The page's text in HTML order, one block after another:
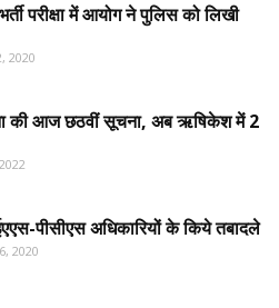
परीक्षा में आयोग ने पुलिस को लिखी
2020
की आज छठवीं सूचना, अब ऋषिकेश में 2
पीसीएस अधिकारियों के किये तबादले
2020